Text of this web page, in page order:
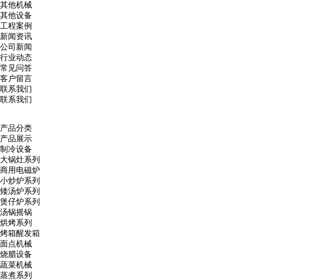
其他机械
其他设备
工程案例
新闻资讯
公司新闻
行业动态
常见问答
客户留言
联系我们
联系我们
产品分类
产品展示
制冷设备
大锅灶系列
商用电磁炉
小炒炉系列
矮汤炉系列
煲仔炉系列
汤锅摇锅
烘烤系列
烤箱醒发箱
面点机械
烧腊设备
蔬菜机械
蒸煮系列